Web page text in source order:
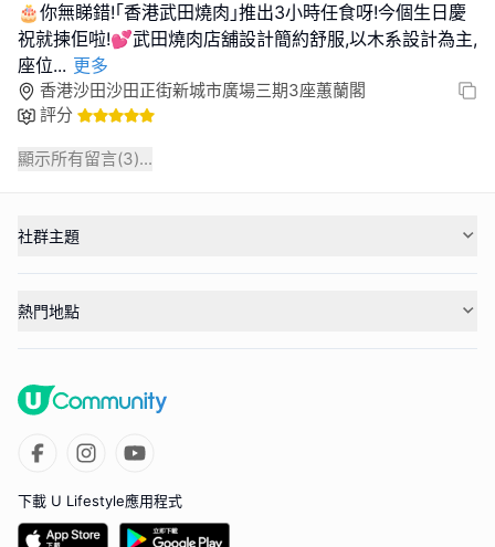
🎂你無睇錯!｢香港武田燒肉｣推出3小時任食呀!今個生日慶
祝就揀佢啦!💕武田燒肉店舖設計簡約舒服,以木系設計為主,
座位... 更多
香港沙田沙田正街新城市廣場三期3座蕙蘭閣
評分
顯示所有留言(3)...
社群主題
熱門地點
下載 U Lifestyle應用程式